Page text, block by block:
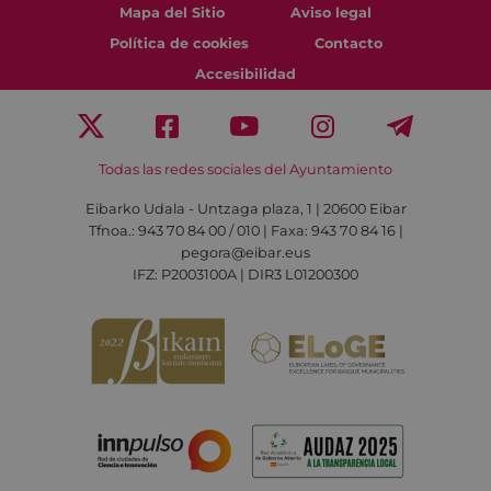
Mapa del Sitio
Aviso legal
Política de cookies
Contacto
Accesibilidad
Todas las redes sociales del Ayuntamiento
Eibarko Udala - Untzaga plaza, 1 | 20600 Eibar
Tfnoa.: 943 70 84 00 / 010 | Faxa: 943 70 84 16 |
pegora@eibar.eus
IFZ: P2003100A | DIR3 L01200300